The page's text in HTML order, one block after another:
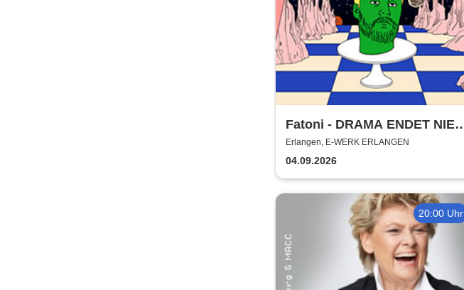
Fatoni - DRAMA ENDET NIE
TOUR 2026
Erlangen, E-WERK ERLANGEN
04.09.2026
20:00 Uhr